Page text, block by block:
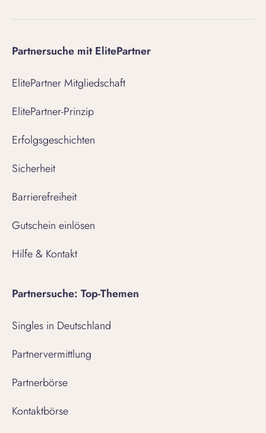
Partnersuche mit ElitePartner
ElitePartner Mitgliedschaft
ElitePartner-Prinzip
Erfolgsgeschichten
Sicherheit
Barrierefreiheit
Gutschein einlösen
Hilfe & Kontakt
Partnersuche: Top-Themen
Singles in Deutschland
Partnervermittlung
Partnerbörse
Kontaktbörse